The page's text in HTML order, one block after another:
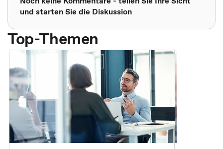
und starten Sie die Diskussion
Top-Themen